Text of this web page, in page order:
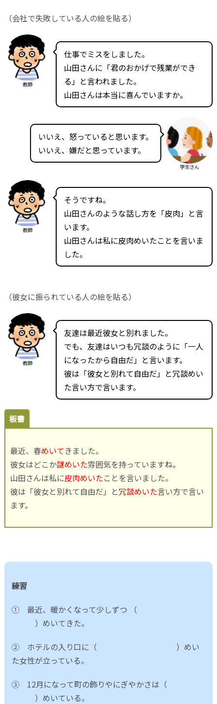
（会社で失敗している人の絵を貼る）
教師
仕事でミスをしました。
山田さんに「君のおかげで残業ができ
る」と言われました。
山田さんは本当に喜んでいますか。
いいえ、怒っていると思います。
いいえ、嫌だと思っています。
学生さん
教師
そうですね。
山田さんのような話し方を「皮肉」と言
います。
山田さんは私に皮肉めいたことを言いま
した。
（彼女に振られている人の絵を貼る）
教師
友達は最近彼女と別れました。
でも、友達はいつも冗談のように「一人
になったから自由だ」と言います。
彼は「彼女と別れて自由だ」と冗談めい
た言い方で言います。
板書
最近、春めいてきました。
彼女はどこか謎めいた雰囲気を持っていますね。
山田さんは私に皮肉めいたことを言いました。
彼は「彼女と別れて自由だ」と冗談めいた言い方で言い
ます。
練習
① 最近、暖かくなって少しずつ （
）めいてきた。
② ホテルの入り口に（ ）めい
た女性が立っている。
③ 12月になって町の飾りやにぎやかさは（
）めいている。